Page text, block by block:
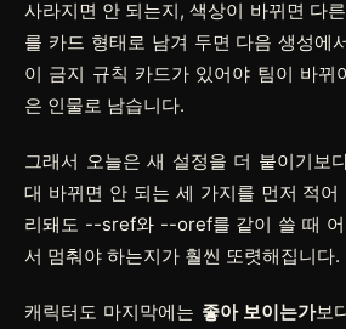
사라지면 안 되는지, 색상이 바뀌면 다
를 카드 형태로 남겨 두면 다음 생성에
이 금지 규칙 카드가 있어야 팀이 바뀌
은 인물로 남습니다.
그래서 오늘은 새 설정을 더 붙이기보
대 바뀌면 안 되는 세 가지를 먼저 적
리돼도 --sref와 --oref를 같이 쓸 때
서 멈춰야 하는지가 훨씬 또렷해집니다.
캐릭터도 마지막에는 좋아 보이는가보